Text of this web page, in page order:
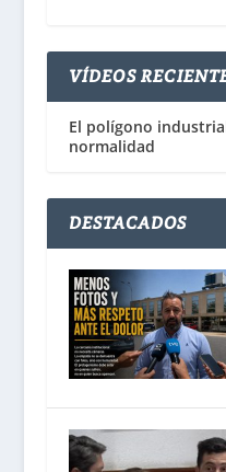
VÍDEOS
El polígono
normalidad
DESTACADOS